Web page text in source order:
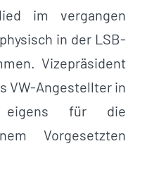
im vergangen
in der LSB-
Vizepräsident
VW-Angestellter in
eigens für die
Vorgesetzten